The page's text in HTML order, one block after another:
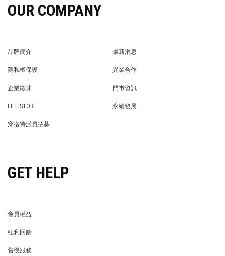
OUR COMPANY
品牌簡介
最新消息
隱私權保護
異業合作
企業徵才
門市資訊
LIFE STORE
永續發展
穿搭特派員招募
GET HELP
會員權益
紅利回饋
售後服務